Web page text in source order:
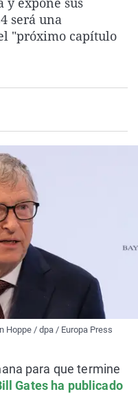
La rosa de los vientos
Gente viajera
Caso
Retornados
Extremadura
Galicia
Virales
Televisión
será una
"próximo capítulo
Hoppe / dpa / Europa Press
para que termine
Gates ha publicado